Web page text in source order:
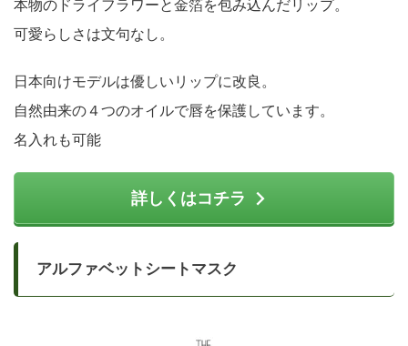
本物のドライフラワーと金箔を包み込んだリップ。
可愛らしさは文句なし。
日本向けモデルは優しいリップに改良。
自然由来の４つのオイルで唇を保護しています。
名入れも可能
詳しくはコチラ
アルファベットシートマスク